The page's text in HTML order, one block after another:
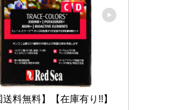
送料無料】【在庫有り!!】